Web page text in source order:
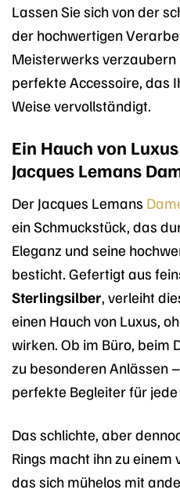
Lassen Sie sich von der
der hochwertigen
Meisterwerks verzaubern
perfekte Accessoire, das
Weise vervollständigt.
Ein Hauch von
Jacques Lemans
Der Jacques Lemans
ein Schmuckstück, das
Eleganz und seine
besticht. Gefertigt aus
Sterlingsilber, verleiht
einen Hauch von Luxus,
wirken. Ob im Büro, beim
zu besonderen Anlässen
perfekte Begleiter für jede
Das schlichte, aber
Rings macht ihn zu einem
das sich mühelos mit